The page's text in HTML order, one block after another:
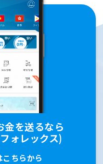
金を送るなら
ォレックス)
ちらから